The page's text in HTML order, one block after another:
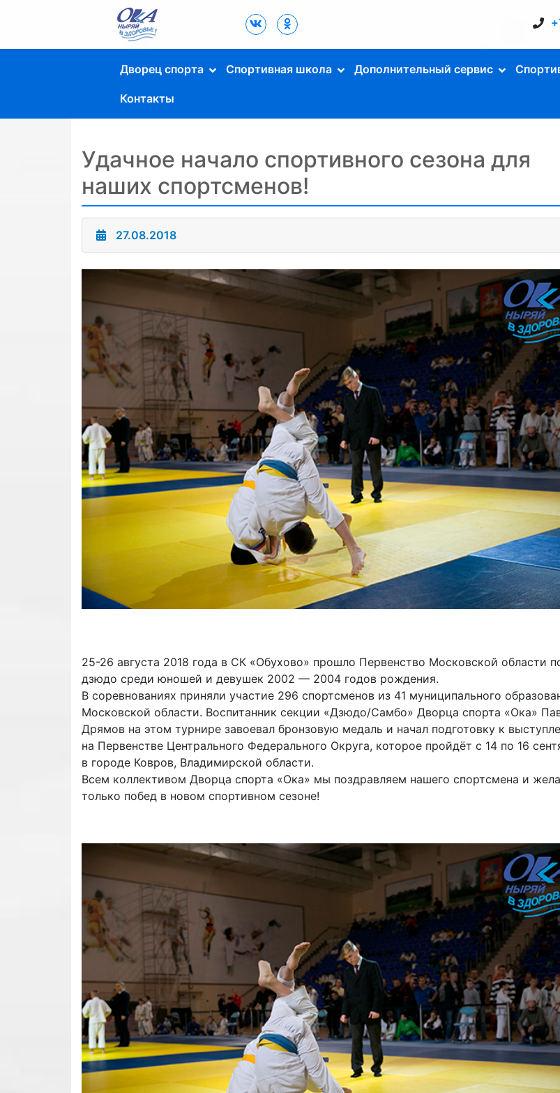
Дворец Спорта
"Ока" г. Пущино
Дворец спорта Спортивная школа Дополнительный сервис
Контакты
Удачное начало спортивного сезона для
наших спортсменов!
27.08.2018
25-26 августа 2018 года в СК «Обухово» прошло Первенство Московской области
дзюдо среди юношей и девушек 2002 — 2004 годов рождения.
В соревнованиях приняли участие 296 спортсменов из 41 муниципального
Московской области. Воспитанник секции «Дзюдо/Самбо» Дворца спорта «Ока»
Дрямов на этом турнире завоевал бронзовую медаль и начал подготовку к
на Первенстве Центрального Федерального Округа, которое пройдёт с 14 по 16
в городе Ковров, Владимирской области.
Всем коллективом Дворца спорта «Ока» мы поздравляем нашего спортсмена и
только побед в новом спортивном сезоне!